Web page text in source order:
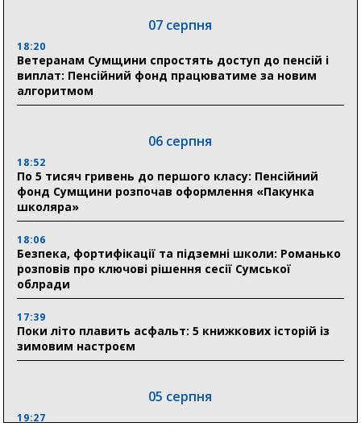
07 серпня
18:20
Ветеранам Сумщини спростять доступ до пенсій і
виплат: Пенсійний фонд працюватиме за новим
алгоритмом
06 серпня
18:52
По 5 тисяч гривень до першого класу: Пенсійний
фонд Сумщини розпочав оформлення «Пакунка
школяра»
18:06
Безпека, фортифікації та підземні школи: Романько
розповів про ключові рішення сесії Сумської
облради
17:39
Поки літо плавить асфальт: 5 книжкових історій із
зимовим настроєм
05 серпня
19:27